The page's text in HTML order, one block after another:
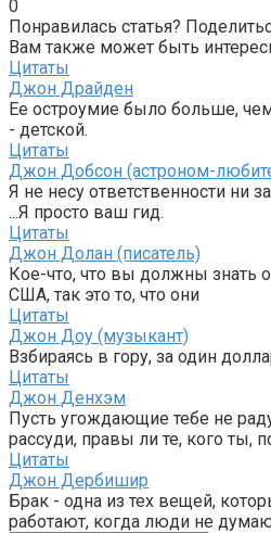
0
Понравилась статья?
Вам также может быть
Цитаты
Джон Драйден
Ее остроумие было больше,
- детской.
Цитаты
Джон Добсон (астроном-
Я не несу ответственности ни
...Я просто ваш гид.
Цитаты
Джон Долан (писатель)
Кое-что, что вы должны знать
США, так это то, что они
Цитаты
Джон Доу (музыкант)
Взбираясь в гору, за один
Цитаты
Джон Денхэм
Пусть угождающие тебе не
рассуди, правы ли те, кого ты,
Цитаты
Джон Дербишир
Брак - одна из тех вещей,
работают, когда люди не